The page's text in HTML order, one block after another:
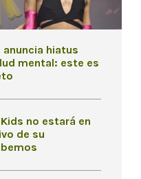
anuncia hiatus
mental: este es
no estará en
de su